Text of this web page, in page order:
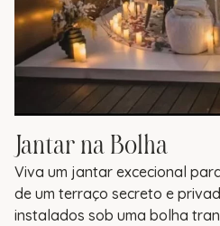
Jantar na Bolha
Viva um jantar excecional
de um terraço secreto e
instalados sob uma bolha